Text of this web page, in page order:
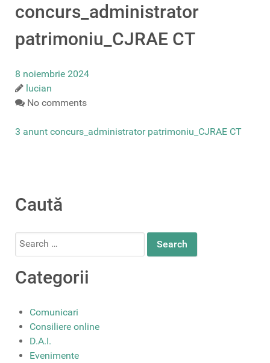
concurs_administrator
patrimoniu_CJRAE CT
8 noiembrie 2024
lucian
No comments
3 anunt concurs_administrator patrimoniu_CJRAE CT
Caută
Search
Categorii
Comunicari
Consiliere online
D.A.I.
Evenimente